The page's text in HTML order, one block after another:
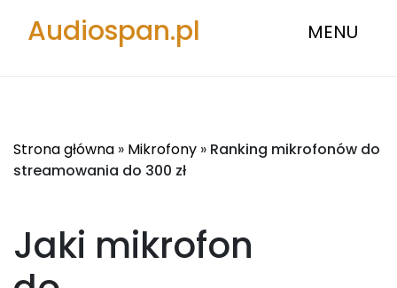
Audiospan.pl MENU
Strona główna » Mikrofony » Ranking mikrofonów do
streamowania do 300 zł
Jaki mikrofon